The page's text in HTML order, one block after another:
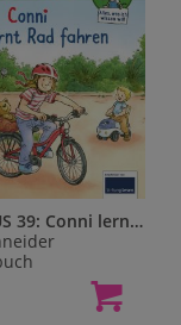
LESEMAUS 39: Conni lernt Rad fahren